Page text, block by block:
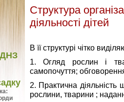
Cтруктура
діяльності дітей
В її структурі чітко
1. Огляд рослин і
самопочуття;
2. Практична
рослини, тварини ;